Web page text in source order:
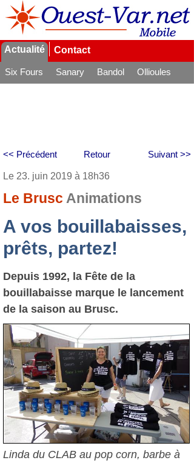
Actualité Contact
Six Fours Sanary Bandol
Ollioules
Retour
<< Précédent Suivant >>
Le 23. juin 2019 à 18h36
Le Brusc Animations
A vos bouillabaisses,
prêts, partez!
Depuis 1992, la Fête de la
bouillabaisse marque le lancement
de la saison au Brusc.
Linda du CLAB au pop corn, barbe à